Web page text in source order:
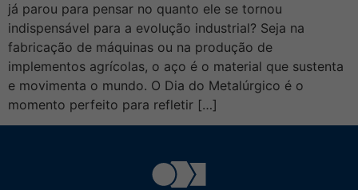
já parou para pensar no quanto ele se tornou
indispensável para a evolução industrial? Seja na
fabricação de máquinas ou na produção de
implementos agrícolas, o aço é o material que sustenta
e movimenta o mundo. O Dia do Metalúrgico é o
momento perfeito para refletir […]